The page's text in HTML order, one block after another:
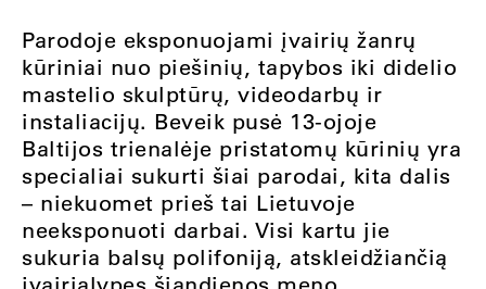
Parodoje eksponuojami įvairių žanrų
kūriniai nuo piešinių, tapybos iki didelio
mastelio skulptūrų, videodarbų ir
instaliacijų. Beveik pusė 13-ojoje
Baltijos trienalėje pristatomų kūrinių yra
specialiai sukurti šiai parodai, kita dalis
– niekuomet prieš tai Lietuvoje
neeksponuoti darbai. Visi kartu jie
sukuria balsų polifoniją, atskleidžiančią